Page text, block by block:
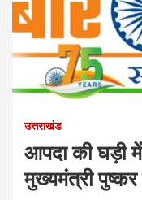
उत्तराखंड
आपदा की घड़ी
मुख्यमंत्री पुष्कर